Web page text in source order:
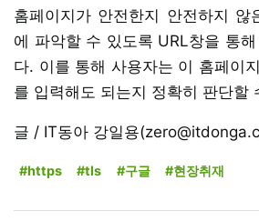
홈페이지가 안전한지 안전하지 않
에 파악할 수 있도록 URL창을 통
다. 이를 통해 사용자는 이 홈페이
를 입력해도 되는지 정확히 판단할
글 / IT동아 강일용
#https #tls #구글 #현장취재